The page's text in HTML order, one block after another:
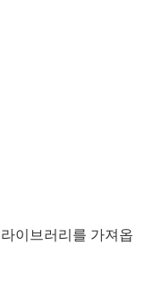
이브러리를 가져옵